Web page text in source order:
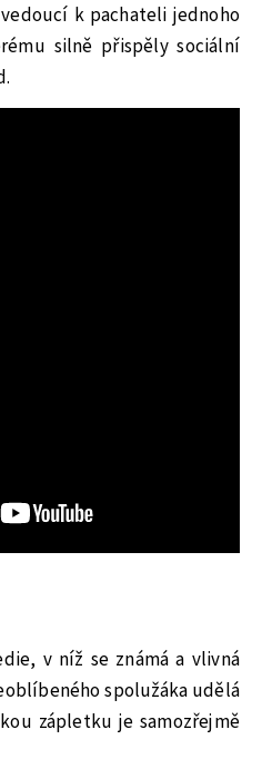
k pachateli jednoho
silně přispěly sociální
v níž se známá a vlivná
spolužáka udělá
zápletku je samozřejmě